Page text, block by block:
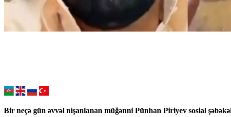
Bir neçə gün əvvəl nişanlanan müğənni Pünhan Piriyev sosial